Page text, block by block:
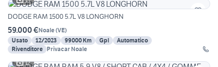
DODGE RAM 1500 5.7L V8 LONGHORN
59.000 €Noale(VE)
Usato
12/2023 99000 Km Gpl
Automatico
Rivenditore Privacar Noale
12